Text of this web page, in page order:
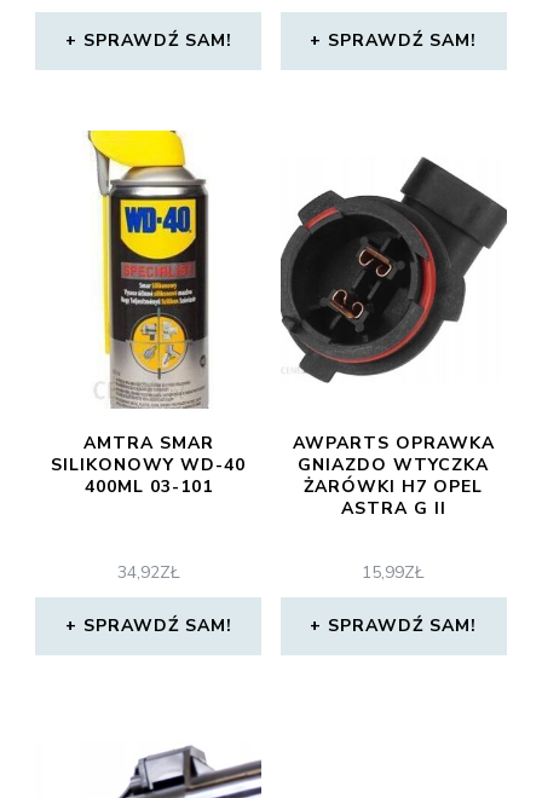
SPRAWDŹ SAM! SPRAWDŹ SAM!
AMTRA SMAR
SILIKONOWY WD-40
400ML 03-101
34,92ZŁ
SPRAWDŹ SAM!
AWPARTS OPRAWKA
GNIAZDO WTYCZKA
ŻARÓWKI H7 OPEL
ASTRA G II
15,99ZŁ
SPRAWDŹ SAM!